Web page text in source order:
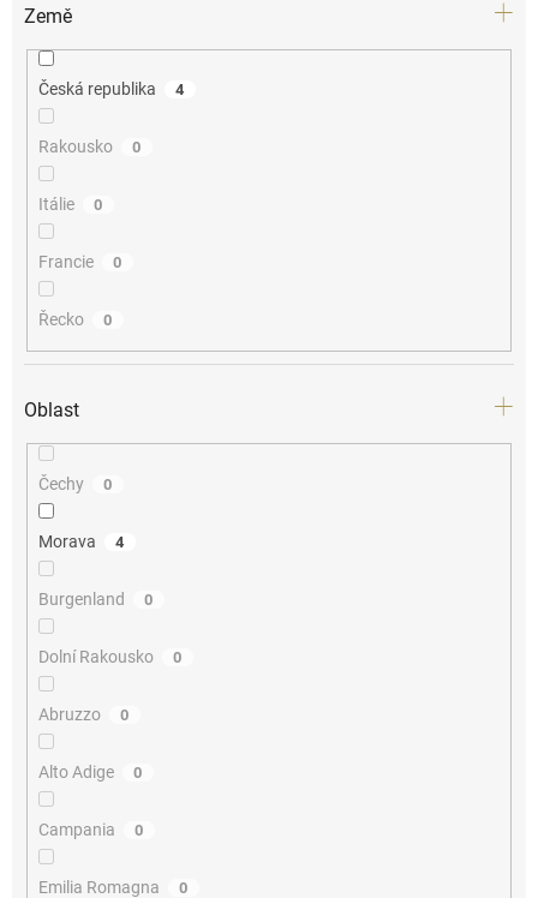
Země
Česká republika 4
Rakousko 0
Itálie 0
Francie 0
Řecko 0
Oblast
Čechy 0
Morava 4
Burgenland 0
Dolní Rakousko 0
Abruzzo 0
Alto Adige 0
Campania 0
Emilia Romagna 0